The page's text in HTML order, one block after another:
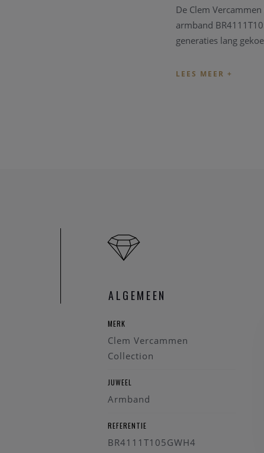
De Clem
armband
generaties lang
Collectie: Clem
ALGEMEEN
MERK
Clem Vercammen
Collection
JUWEEL
Armband
REFERENTIE
BR4111T105GWH4